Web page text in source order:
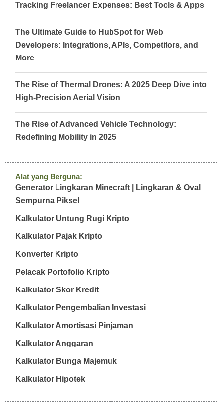
Tracking Freelancer Expenses: Best Tools & Apps
The Ultimate Guide to HubSpot for Web
Developers: Integrations, APIs, Competitors, and
More
The Rise of Thermal Drones: A 2025 Deep Dive into
High-Precision Aerial Vision
The Rise of Advanced Vehicle Technology:
Redefining Mobility in 2025
Alat yang Berguna:
Generator Lingkaran Minecraft | Lingkaran & Oval
Sempurna Piksel
Kalkulator Untung Rugi Kripto
Kalkulator Pajak Kripto
Konverter Kripto
Pelacak Portofolio Kripto
Kalkulator Skor Kredit
Kalkulator Pengembalian Investasi
Kalkulator Amortisasi Pinjaman
Kalkulator Anggaran
Kalkulator Bunga Majemuk
Kalkulator Hipotek